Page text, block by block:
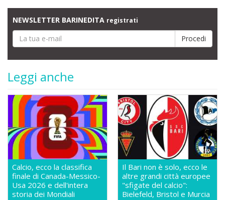
NEWSLETTER BARINEDITA registrati
Leggi anche
Calcio, ecco la classifica
finale di Canada-Messico-
Usa 2026 e dell'intera
storia dei Mondiali
Il Bari non è solo, ecco le
altre grandi città europee
"sfigate del calcio":
Bielefeld, Bristol e Murcia